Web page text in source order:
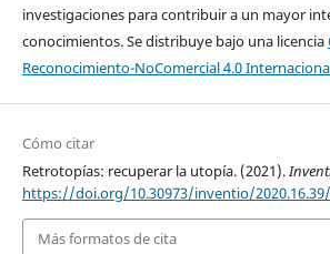
investigaciones para contribuir a un mayor
conocimientos. Se distribuye bajo una licencia
Reconocimiento-NoComercial 4.0
Cómo citar
Retrotopías: recuperar la utopía. (2021).
https://doi.org/10.30973/inventio/
Más formatos de cita